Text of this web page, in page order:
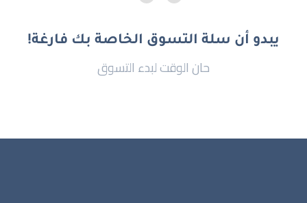
يبدو أن سلة التسوق الخاصة بك فارغة!
حان الوقت لبدء التسوق